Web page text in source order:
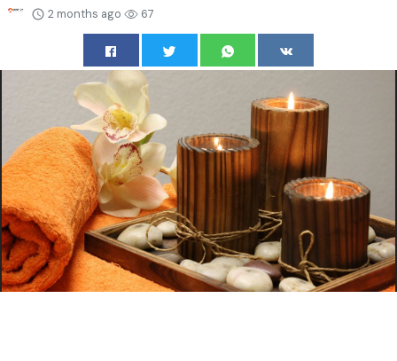
2 months ago 67